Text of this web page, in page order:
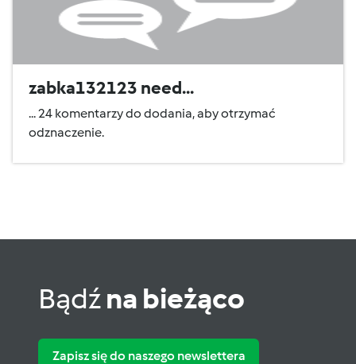
zabka132123 need...
... 24 komentarzy do dodania, aby otrzymać
odznaczenie.
Bądźna bieżąco
Zapisz się do naszego newslettera